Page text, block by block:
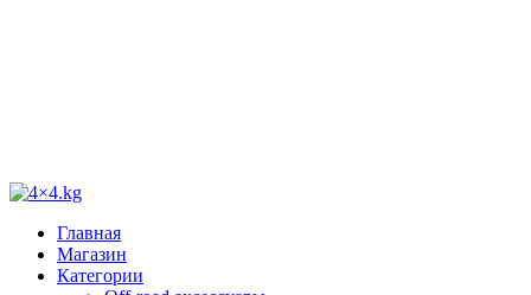
Главная
Магазин
Категории